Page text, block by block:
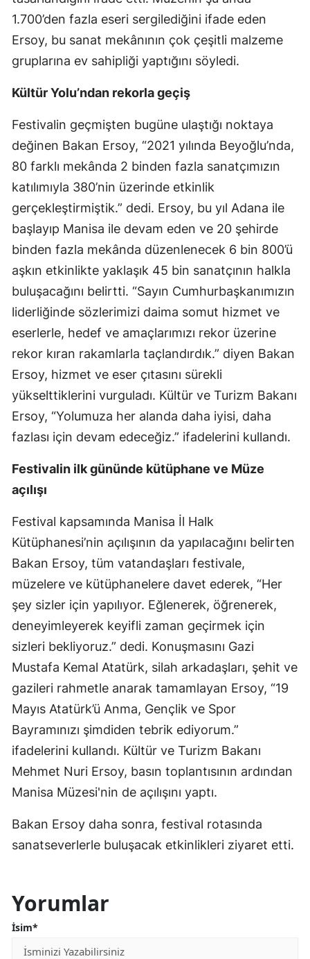
1.700’den fazla eseri sergilediğini ifade eden
Ersoy, bu sanat mekânının çok çeşitli malzeme
gruplarına ev sahipliği yaptığını söyledi.
Kültür Yolu’ndan rekorla geçiş
Festivalin geçmişten bugüne ulaştığı noktaya
değinen Bakan Ersoy, “2021 yılında Beyoğlu’nda,
80 farklı mekânda 2 binden fazla sanatçımızın
katılımıyla 380’nin üzerinde etkinlik
gerçekleştirmiştik.” dedi. Ersoy, bu yıl Adana ile
başlayıp Manisa ile devam eden ve 20 şehirde
binden fazla mekânda düzenlenecek 6 bin 800’ü
aşkın etkinlikte yaklaşık 45 bin sanatçının halkla
buluşacağını belirtti. “Sayın Cumhurbaşkanımızın
liderliğinde sözlerimizi daima somut hizmet ve
eserlerle, hedef ve amaçlarımızı rekor üzerine
rekor kıran rakamlarla taçlandırdık.” diyen Bakan
Ersoy, hizmet ve eser çıtasını sürekli
yükselttiklerini vurguladı. Kültür ve Turizm Bakanı
Ersoy, “Yolumuza her alanda daha iyisi, daha
fazlası için devam edeceğiz.” ifadelerini kullandı.
Festivalin ilk gününde kütüphane ve Müze
açılışı
Festival kapsamında Manisa İl Halk
Kütüphanesi’nin açılışının da yapılacağını belirten
Bakan Ersoy, tüm vatandaşları festivale,
müzelere ve kütüphanelere davet ederek, “Her
şey sizler için yapılıyor. Eğlenerek, öğrenerek,
deneyimleyerek keyifli zaman geçirmek için
sizleri bekliyoruz.” dedi. Konuşmasını Gazi
Mustafa Kemal Atatürk, silah arkadaşları, şehit ve
gazileri rahmetle anarak tamamlayan Ersoy, “19
Mayıs Atatürk’ü Anma, Gençlik ve Spor
Bayramınızı şimdiden tebrik ediyorum.”
ifadelerini kullandı. Kültür ve Turizm Bakanı
Mehmet Nuri Ersoy, basın toplantısının ardından
Manisa Müzesi'nin de açılışını yaptı.
Bakan Ersoy daha sonra, festival rotasında
sanatseverlerle buluşacak etkinlikleri ziyaret etti.
Yorumlar
İsim*